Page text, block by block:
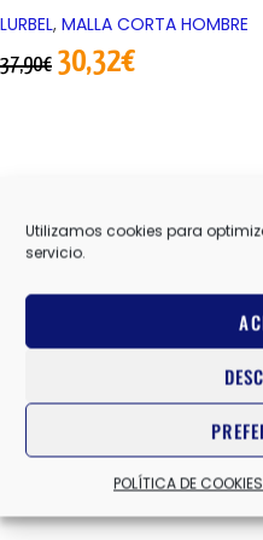
Utilizamos cookies para
servicio.
POLÍTICA DE COOKIES
LURBEL, MALLA CORTA HOMBRE
37,90€ 30,32€